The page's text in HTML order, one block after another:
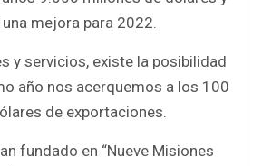
mejora para 2022.
y servicios, existe la posibilidad
año nos acerquemos a los 100
de exportaciones.
fundado en “Nueve Misiones